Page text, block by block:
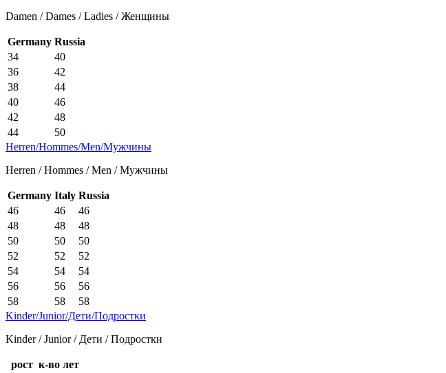
Damen / Dames / Ladies / Женщины
Germany Russia
34
40
36
42
38
44
40
46
42
48
44
50
Herren/Hommes/Men/Мужчины
Herren / Hommes / Men / Мужчины
Germany Italy Russia
46
46
46
48
48
48
50
50
50
52
52
52
54
54
54
56
56
56
58
58
58
Kinder/Junior/Дети/Подростки
Kinder / Junior / Дети / Подростки
рост к-во лет